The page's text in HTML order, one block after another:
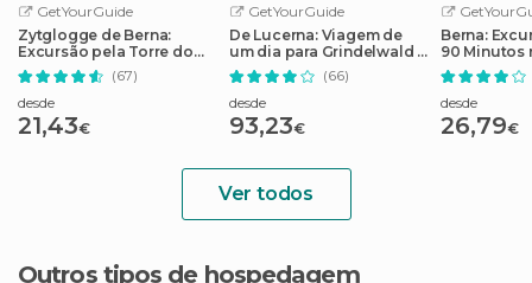
GetYourGuide
Zytglogge de Berna:
Excursão pela Torre do
Relógio
(67)
desde
21,43€
GetYourGuide
De Lucerna: Viagem de
um dia para Grindelwald e
Interlaken
(66)
desde
93,23€
Berna:
90 Minutos
Velha
desde
26,79€
Ver todos
Outros tipos de hospedagem